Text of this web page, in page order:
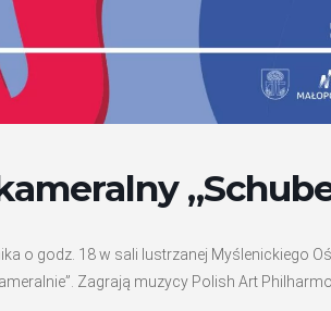
o godz. 18 w sali lustrzanej Myślenickiego
Zagrają muzycy Polish Art